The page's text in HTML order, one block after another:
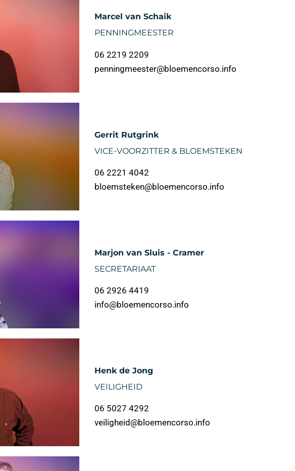
Marcel van Schaik
PENNINGMEESTER
06 2219 2209
penningmeester@bloemencorso.info
Gerrit Rutgrink
VICE-VOORZITTER & BLOEMSTEKEN
06 2221 4042
bloemsteken@bloemencorso.info
Marjon van Sluis - Cramer
SECRETARIAAT
06 2926 4419
info@bloemencorso.info
Henk de Jong
VEILIGHEID
06 5027 4292
veiligheid@bloemencorso.info